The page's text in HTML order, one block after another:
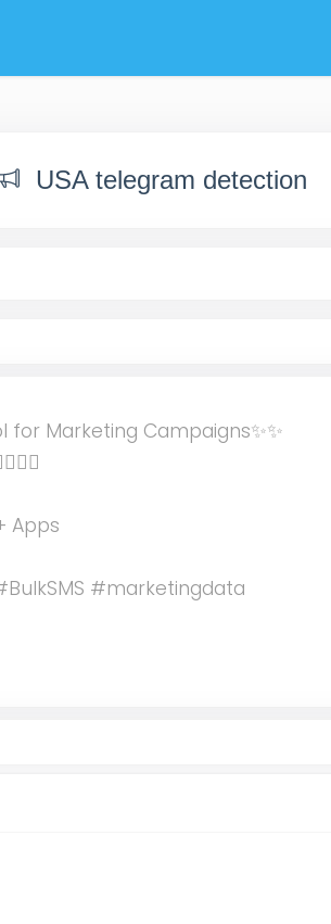
USA telegram detection
Marketing Campaigns✨✨
Apps
#marketingdata